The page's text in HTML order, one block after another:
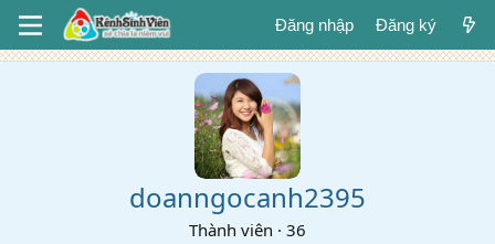
Đăng nhập Đăng ký
doanngocanh2395
Thành viên · 36